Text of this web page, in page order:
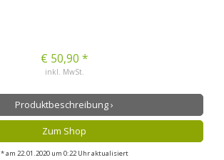
€ 50,90 *
inkl. MwSt.
Produktbeschreibung ›
Zum Shop
* am 22.01.2020 um 0:22 Uhr aktualisiert